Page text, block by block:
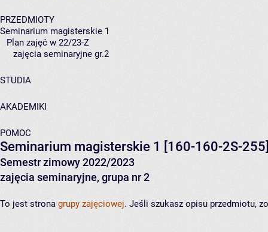
PRZEDMIOTY
Seminarium magisterskie 1
Plan zajęć w 22/23-Z
zajęcia seminaryjne gr.2
STUDIA
AKADEMIKI
POMOC
Seminarium magisterskie 1 [160-160-2S-
Semestr zimowy 2022/2023
zajęcia seminaryjne, grupa nr 2
To jest strona grupy zajęciowej. Jeśli szukasz opisu przedmiotu,